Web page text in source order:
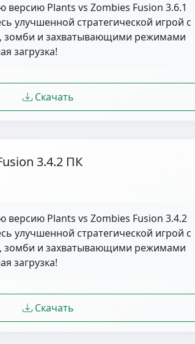
версию Plants vs Zombies Fusion 3.6.1
улучшенной стратегической игрой с
зомби и захватывающими режимами
загрузка!
Скачать
3.4.2 ПК
версию Plants vs Zombies Fusion 3.4.2
улучшенной стратегической игрой с
зомби и захватывающими режимами
загрузка!
Скачать